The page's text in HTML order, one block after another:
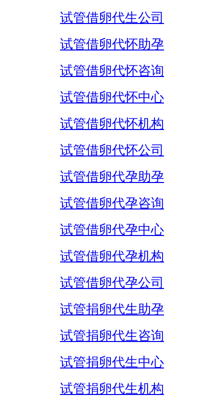
试管借卵代生公司
试管借卵代怀助孕
试管借卵代怀咨询
试管借卵代怀中心
试管借卵代怀机构
试管借卵代怀公司
试管借卵代孕助孕
试管借卵代孕咨询
试管借卵代孕中心
试管借卵代孕机构
试管借卵代孕公司
试管捐卵代生助孕
试管捐卵代生咨询
试管捐卵代生中心
试管捐卵代生机构